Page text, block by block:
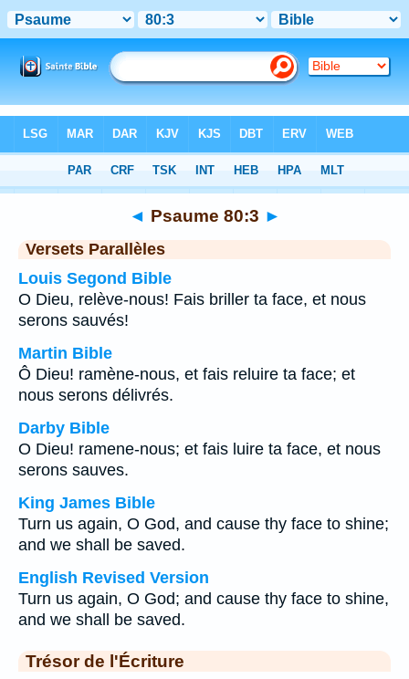
Chapitre 80> Verset 3
◄ Psaume 80:3 ►
Versets Parallèles
Louis Segond Bible
O Dieu, relève-nous! Fais briller ta face, et nous
serons sauvés!
Martin Bible
Ô Dieu! ramène-nous, et fais reluire ta face; et
nous serons délivrés.
Darby Bible
O Dieu! ramene-nous; et fais luire ta face, et nous
serons sauves.
King James Bible
Turn us again, O God, and cause thy face to shine;
and we shall be saved.
English Revised Version
Turn us again, O God; and cause thy face to shine,
and we shall be saved.
Trésor de l'Écriture